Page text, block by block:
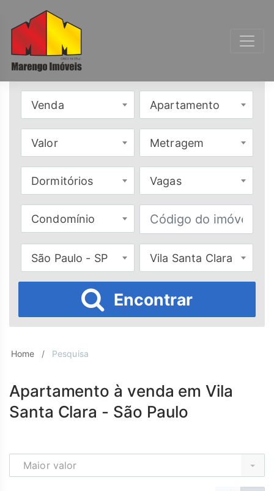
Venda Apartamento
Valor Metragem
Dormitórios Vagas
Condomínio
São Paulo - SP Vila Santa Clara
Encontrar
Home Pesquisa
Apartamento à venda em Vila
Santa Clara - São Paulo
Maior valor